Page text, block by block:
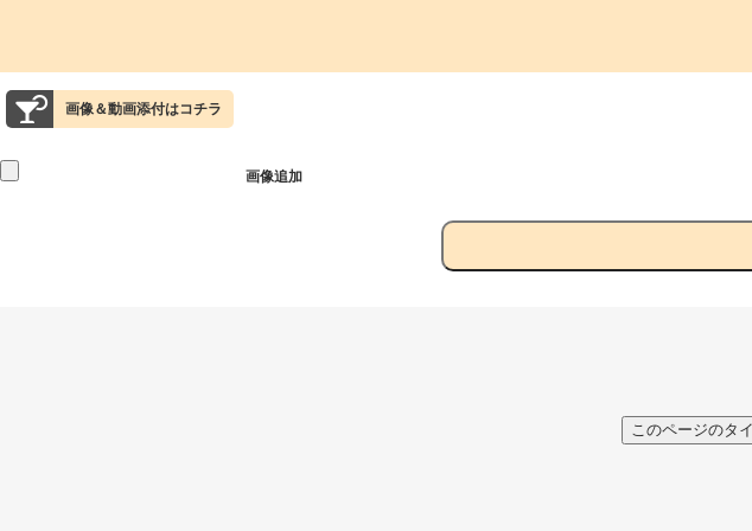
画像＆動画添付はコチラ
画像追加
このページのタ